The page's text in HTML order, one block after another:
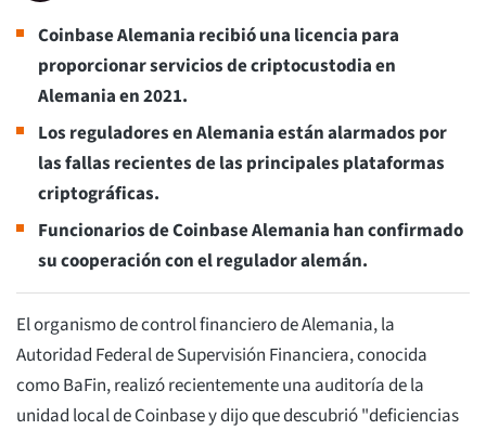
Coinbase Alemania recibió una licencia para
proporcionar servicios de criptocustodia en
Alemania en 2021.
Los reguladores en Alemania están alarmados por
las fallas recientes de las principales plataformas
criptográficas.
Funcionarios de Coinbase Alemania han confirmado
su cooperación con el regulador alemán.
El organismo de control financiero de Alemania, la
Autoridad Federal de Supervisión Financiera, conocida
como BaFin, realizó recientemente una auditoría de la
unidad local de Coinbase y dijo que descubrió "deficiencias